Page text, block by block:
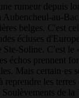
rumeur depuis
Aubencheul-au-
belges. C'est
écluses
Soline. C'est le
échos prennent
Mais certain·es
les terres
de la